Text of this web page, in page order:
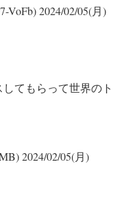
VoFb)2024/02/05(月)
てもらって世界のト
2024/02/05(月)